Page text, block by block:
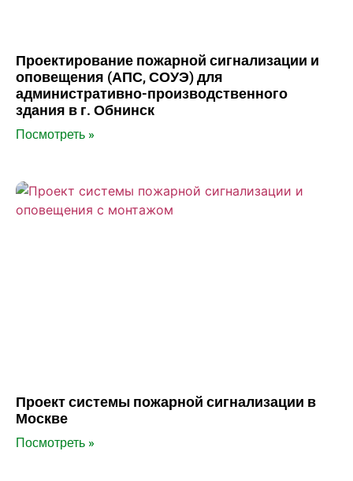
Проектирование пожарной сигнализации и
оповещения (АПС, СОУЭ) для
административно-производственного
здания в г. Обнинск
Посмотреть »
Проект системы пожарной сигнализации в
Москве
Посмотреть »